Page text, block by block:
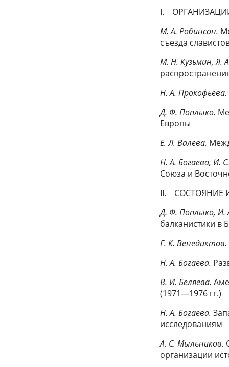
I.
М. А. Робинсон.
съезда
М. Н. Кузьмин, Я.
Н. А. Прокофьева.
Д. Ф. Поплыко.
Европы
Е. Л. Валева.
Н. А. Богаева, И.
Союза и
II. СОСТОЯНИЕ
Д. Ф. Поплыко, И.
балканистики в
Г. К. Венедиктов.
Н. А. Богаева.
В. И. Беляева.
(1971—1976 гг.)
Н. А. Богаева.
исследованиям
А. С. Мыльников.
организации